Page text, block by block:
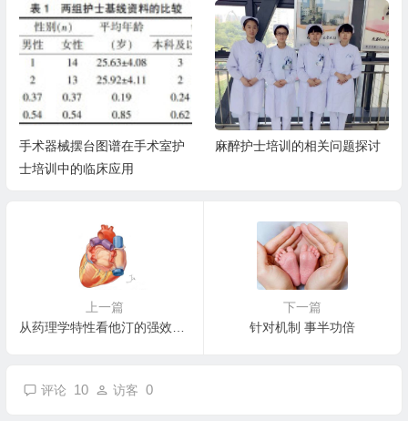
手术器械摆台图谱在手术室护
士培训中的临床应用
麻醉护士培训的相关问题探讨
上一篇
下一篇
针对机制 事半功倍
评论 10 访客 0